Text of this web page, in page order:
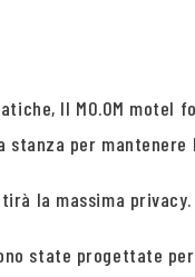
Il MO.OM
per mantenere
la massima privacy.
state progettate